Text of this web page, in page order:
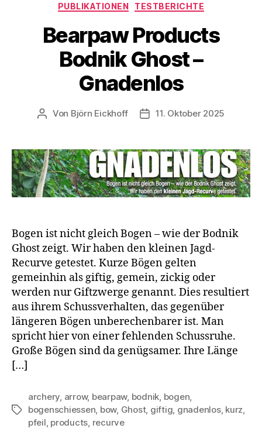
PUBLIKATIONEN
TESTBERICHTE
Bearpaw Products
Bodnik Ghost –
Gnadenlos
Beitragsautor
Von Björn Eickhoff Veröffentlichungsdatum
11. Oktober 2025
Bogen ist nicht gleich Bogen – wie der Bodnik
Ghost zeigt. Wir haben den kleinen Jagd-
Recurve getestet. Kurze Bögen gelten
gemeinhin als giftig, gemein, zickig oder
werden nur Giftzwerge genannt. Dies resultiert
aus ihrem Schussverhalten, das gegenüber
längeren Bögen unberechenbarer ist. Man
spricht hier von einer fehlenden Schussruhe.
Große Bögen sind da genügsamer. Ihre Länge
[…]
Schlagwörter
archery, arrow, bearpaw, bodnik, bogen,
bogenschiessen, bow, Ghost, giftig, gnadenlos, kurz,
pfeil, products, recurve